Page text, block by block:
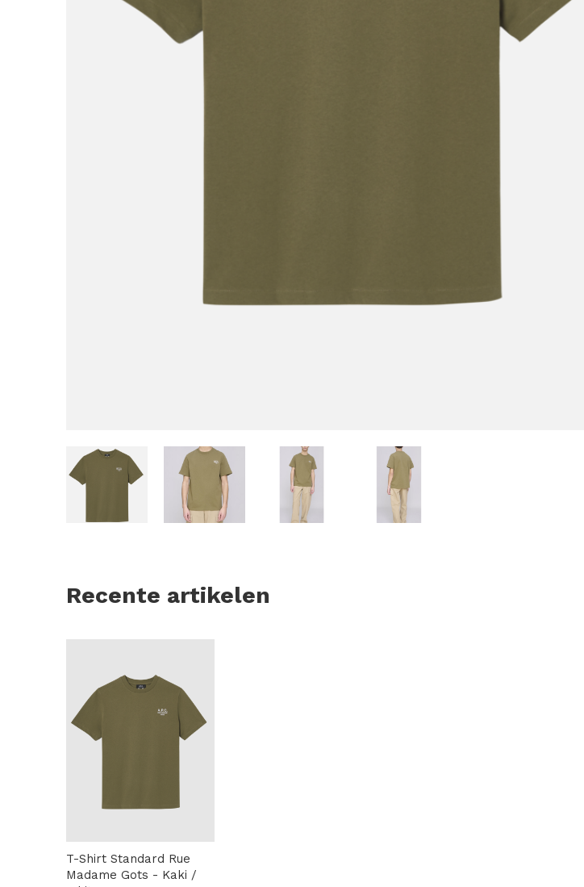
Recente artikelen
T-Shirt Standard Rue
Madame Gots - Kaki /